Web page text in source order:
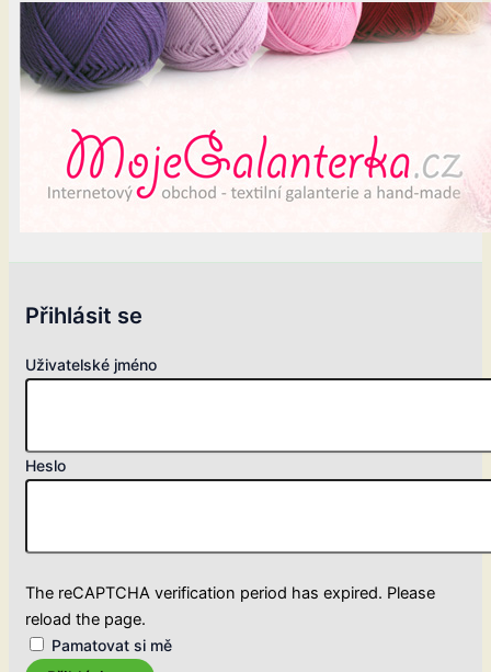
Přihlásit se
Uživatelské jméno
Heslo
The reCAPTCHA verification period has expired. Please
reload the page.
Pamatovat si mě